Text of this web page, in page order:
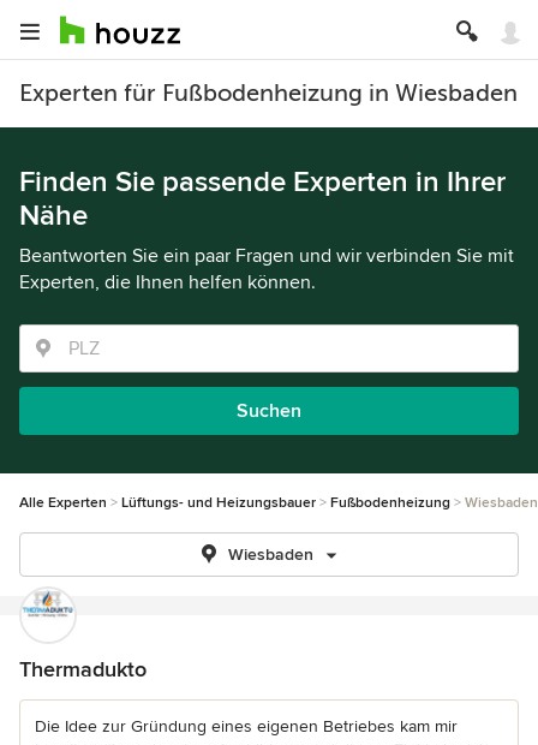
Experten für Fußbodenheizung in Wiesbaden
Finden Sie passende Experten in Ihrer
Nähe
Beantworten Sie ein paar Fragen und wir verbinden Sie mit
Experten, die Ihnen helfen können.
Suchen
Alle Experten Lüftungs- und Heizungsbauer Fußbodenheizung Wiesbaden
Wiesbaden
Thermadukto
Die Idee zur Gründung eines eigenen Betriebes kam mir